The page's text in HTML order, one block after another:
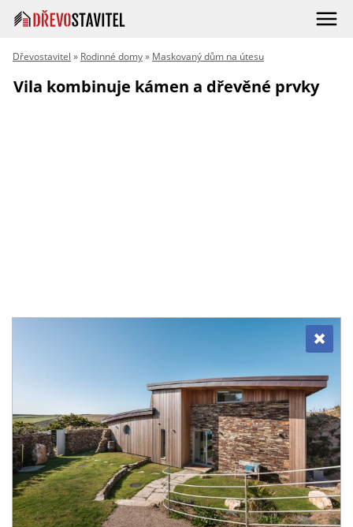
Dřevostavitel » Rodinné domy» Maskovaný dům na útesu
Vila kombinuje kámen a dřevěné prvky